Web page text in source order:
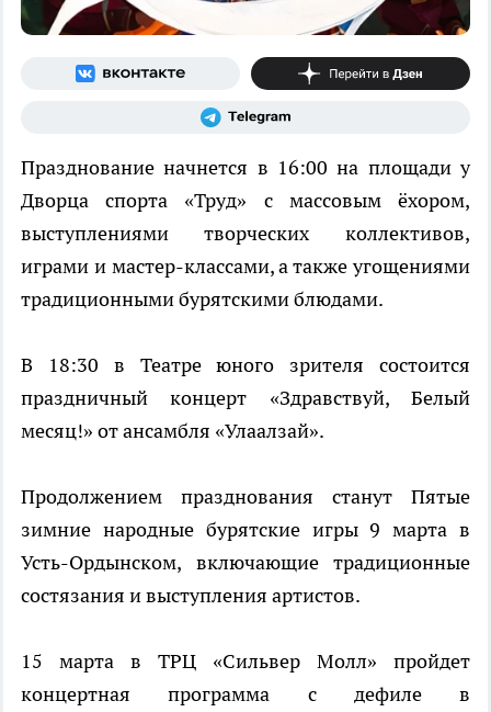
Празднование начнется в 16:00 на площади у
Дворца спорта «Труд» с массовым ёхором,
выступлениями творческих коллективов,
играми и мастер-классами, а также угощениями
традиционными бурятскими блюдами.
В 18:30 в Театре юного зрителя состоится
праздничный концерт «Здравствуй, Белый
месяц!» от ансамбля «Улаалзай».
Продолжением празднования станут Пятые
зимние народные бурятские игры 9 марта в
Усть-Ордынском, включающие традиционные
состязания и выступления артистов.
15 марта в ТРЦ «Сильвер Молл» пройдет
концертная программа с дефиле в